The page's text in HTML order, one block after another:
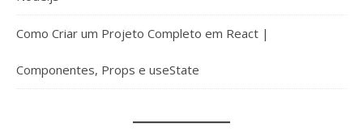
Como Criar um Projeto Completo em React |
Componentes, Props e useState